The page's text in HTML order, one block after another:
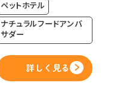
ペットホテル
ナチュラルフードアンバ
サダー
詳しく見る